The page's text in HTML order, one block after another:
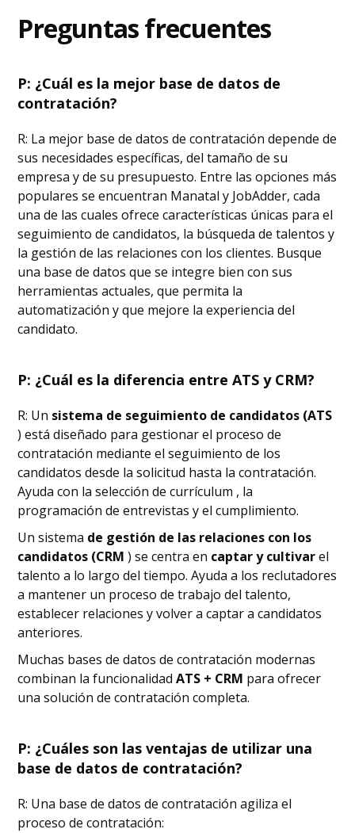
Preguntas frecuentes
P: ¿Cuál es la mejor base de datos de
contratación?
R: La mejor base de datos de contratación depende de
sus necesidades específicas, del tamaño de su
empresa y de su presupuesto. Entre las opciones más
populares se encuentran Manatal y JobAdder, cada
una de las cuales ofrece características únicas para el
seguimiento de candidatos, la búsqueda de talentos y
la gestión de las relaciones con los clientes. Busque
una base de datos que se integre bien con sus
herramientas actuales, que permita la
automatización y que mejore la experiencia del
candidato.
P: ¿Cuál es la diferencia entre ATS y CRM?
R: Un sistema de seguimiento de candidatos (ATS
) está diseñado para gestionar el proceso de
contratación mediante el seguimiento de los
candidatos desde la solicitud hasta la contratación.
Ayuda con la selección de currículum , la
programación de entrevistas y el cumplimiento.
Un sistema de gestión de las relaciones con los
candidatos (CRM ) se centra en captar y cultivarel
talento a lo largo del tiempo. Ayuda a los reclutadores
a mantener un proceso de trabajo del talento,
establecer relaciones y volver a captar a candidatos
anteriores.
Muchas bases de datos de contratación modernas
combinan la funcionalidadATS + CRM para ofrecer
una solución de contratación completa.
P: ¿Cuáles son las ventajas de utilizar una
base de datos de contratación?
R: Una base de datos de contratación agiliza el
proceso de contratación: